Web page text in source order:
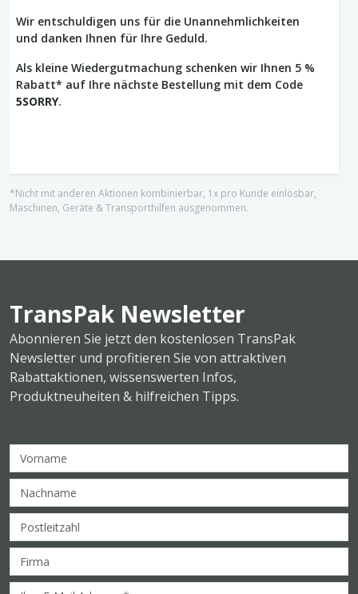
Wir entschuldigen uns für die Unannehmlichkeiten
und danken Ihnen für Ihre Geduld.
Als kleine Wiedergutmachung schenken wir Ihnen 5 %
Rabatt* auf Ihre nächste Bestellung mit dem Code
5SORRY.
*Nicht mit anderen Aktionen kombinierbar, 1x pro Kunde einlösbar,
Maschinen, Geräte & Transporthilfen ausgenommen.
TransPak Newsletter
Abonnieren Sie jetzt den kostenlosen TransPak
Newsletter und profitieren Sie von attraktiven
Rabattaktionen, wissenswerten Infos,
Produktneuheiten & hilfreichen Tipps.